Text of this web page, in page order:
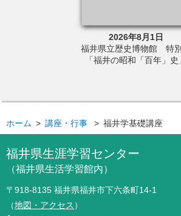
2026年8月1日
福井県立歴史博物館 特
「福井の昭和「百年」史
ホーム > 講座・行事 > 福井学基礎講座
福井県生涯学習センター
（福井県生活学習館内）
〒918-8135 福井県福井市下六条町14-1
（地図・アクセス ）